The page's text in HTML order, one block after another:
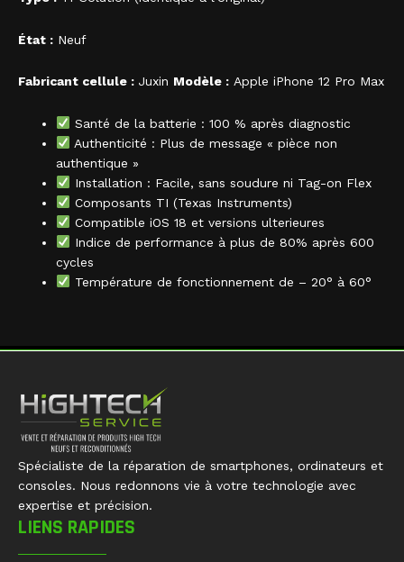
État : Neuf
Fabricant cellule : Juxin Modèle : Apple iPhone 12 Pro Max
Santé de la batterie : 100 % après diagnostic
Authenticité : Plus de message « pièce non
authentique »
Installation : Facile, sans soudure ni Tag-on Flex
Composants TI (Texas Instruments)
Compatible iOS 18 et versions ulterieures
Indice de performance à plus de 80% après 600
cycles
Température de fonctionnement de – 20° à 60°
Spécialiste de la réparation de smartphones, ordinateurs et
consoles. Nous redonnons vie à votre technologie avec
expertise et précision.
LIENS RAPIDES